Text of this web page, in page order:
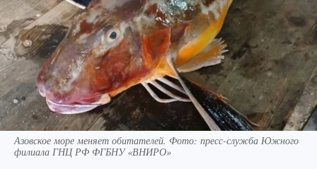
Азовское море меняет обитателей. Фото: пресс-служба Южного
филиала ГНЦ РФ ФГБНУ «ВНИРО»